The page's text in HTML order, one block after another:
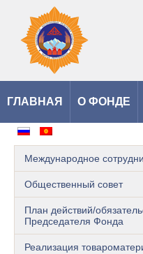
ГЛАВНАЯ О ФОНДЕ
Международное
Общественный cовет
План действий/
Председателя Фонда
Реализация